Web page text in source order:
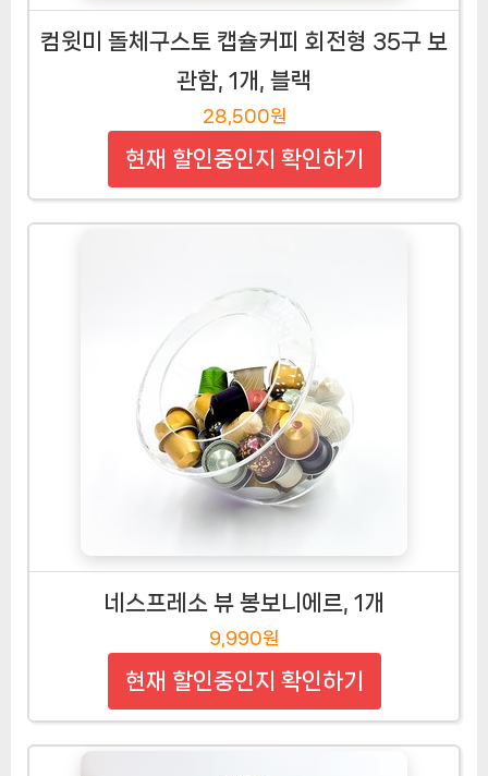
컴윗미 돌체구스토 캡슐커피 회전형 35구 보
관함, 1개, 블랙
28,500원
현재 할인중인지 확인하기
네스프레소 뷰 봉보니에르, 1개
9,990원
현재 할인중인지 확인하기